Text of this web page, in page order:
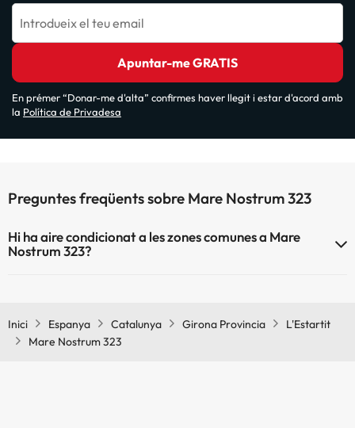
Introdueix el teu email
Apuntar-me GRATIS
En prémer “Donar-me d'alta” confirmes haver llegit i estar d'acord amb
la Política de Privadesa
Preguntes freqüents sobre Mare Nostrum 323
Hi ha aire condicionat a les zones comunes a Mare
Nostrum 323?
Inici Espanya Catalunya Girona Provincia
L'Estartit
Mare Nostrum 323